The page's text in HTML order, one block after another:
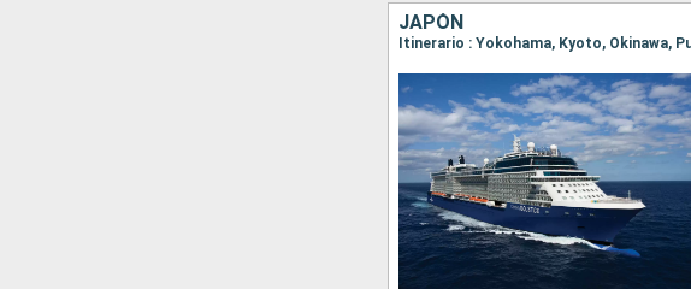
JAPÓN
Itinerario : Yokohama, Kyoto, Okinawa,